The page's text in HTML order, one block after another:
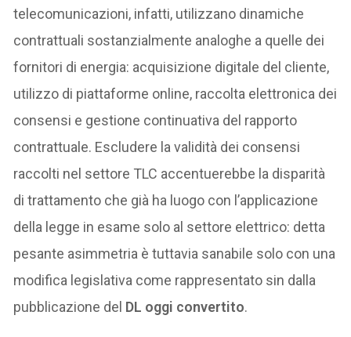
telecomunicazioni, infatti, utilizzano dinamiche
contrattuali sostanzialmente analoghe a quelle dei
fornitori di energia: acquisizione digitale del cliente,
utilizzo di piattaforme online, raccolta elettronica dei
consensi e gestione continuativa del rapporto
contrattuale. Escludere la validità dei consensi
raccolti nel settore TLC accentuerebbe la disparità
di trattamento che già ha luogo con l’applicazione
della legge in esame solo al settore elettrico: detta
pesante asimmetria è tuttavia sanabile solo con una
modifica legislativa come rappresentato sin dalla
pubblicazione del DL oggi convertito.